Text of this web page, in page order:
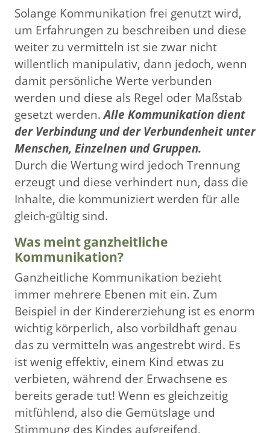
Solange Kommunikation frei genutzt wird,
um Erfahrungen zu beschreiben und diese
weiter zu vermitteln ist sie zwar nicht
willentlich manipulativ, dann jedoch, wenn
damit persönliche Werte verbunden
werden und diese als Regel oder Maßstab
gesetzt werden.Alle Kommunikation dient
der Verbindung und der Verbundenheit unter
Menschen, Einzelnen und Gruppen.
Durch die Wertung wird jedoch Trennung
erzeugt und diese verhindert nun, dass die
Inhalte, die kommuniziert werden für alle
gleich-gültig sind.
Was meint ganzheitliche
Kommunikation?
Ganzheitliche Kommunikation bezieht
immer mehrere Ebenen mit ein. Zum
Beispiel in der Kindererziehung ist es enorm
wichtig körperlich, also vorbildhaft genau
das zu vermitteln was angestrebt wird. Es
ist wenig effektiv, einem Kind etwas zu
verbieten, während der Erwachsene es
bereits gerade tut! Wenn es gleichzeitig
mitfühlend, also die Gemütslage und
Stimmung des Kindes aufgreifend,